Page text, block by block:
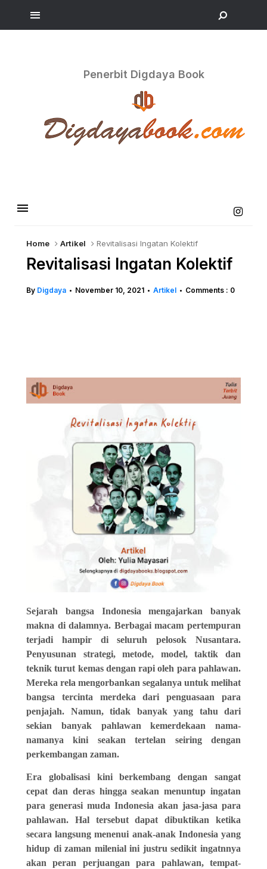
Penerbit Digdaya Book
Home Artikel Revitalisasi Ingatan Kolektif
Revitalisasi Ingatan Kolektif
By Digdaya • November 10, 2021 • Artikel • Comments : 0
Sejarah bangsa Indonesia mengajarkan banyak
makna di dalamnya. Berbagai macam pertempuran
terjadi hampir di seluruh pelosok Nusantara.
Penyusunan strategi, metode, model, taktik dan
teknik turut kemas dengan rapi oleh para pahlawan.
Mereka rela mengorbankan segalanya untuk melihat
bangsa tercinta merdeka dari penguasaan para
penjajah. Namun, tidak banyak yang tahu dari
sekian banyak pahlawan kemerdekaan nama-
namanya kini seakan tertelan seiring dengan
perkembangan zaman.
Era globalisasi kini berkembang dengan sangat
cepat dan deras hingga seakan menuntup ingatan
para generasi muda Indonesia akan jasa-jasa para
pahlawan. Hal tersebut dapat dibuktikan ketika
secara langsung menenui anak-anak Indonesia yang
hidup di zaman milenial ini justru sedikit ingatnnya
akan peran perjuangan para pahlawan, tempat-